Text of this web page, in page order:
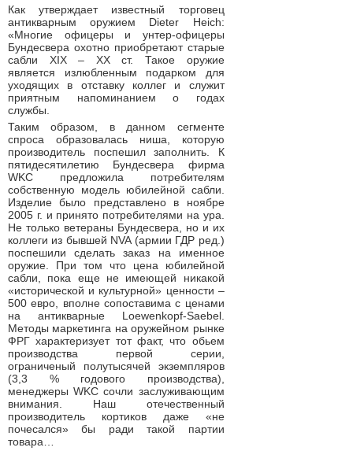
Как утверждает известный торговец
антикварным оружием Dieter Heich:
«Многие офицеры и унтер-офицеры
Бундесвера охотно приобретают старые
сабли XIX – XX ст. Такое оружие
является излюбленным подарком для
уходящих в отставку коллег и служит
приятным напоминанием о годах
службы.
Таким образом, в данном сегменте
спроса образовалась ниша, которую
производитель поспешил заполнить. К
пятидесятилетию Бундесвера фирма
WKC предложила потребителям
собственную модель юбилейной сабли.
Изделие было представлено в ноябре
2005 г. и принято потребителями на ура.
Не только ветераны Бундесвера, но и их
коллеги из бывшей NVA (армии ГДР ред.)
поспешили сделать заказ на именное
оружие. При том что цена юбилейной
сабли, пока еще не имеющей никакой
«исторической и культурной» ценности –
500 евро, вполне сопоставима с ценами
на антикварные Loewenkopf-Saebel.
Методы маркетинга на оружейном рынке
ФРГ характеризует тот факт, что обьем
производства первой серии,
ограниченый полутысячей экземпляров
(3,3 % годового производства),
менеджеры WKC сочли заслуживающим
внимания. Наш отечественный
производитель кортиков даже «не
почесался» бы ради такой партии
товара…